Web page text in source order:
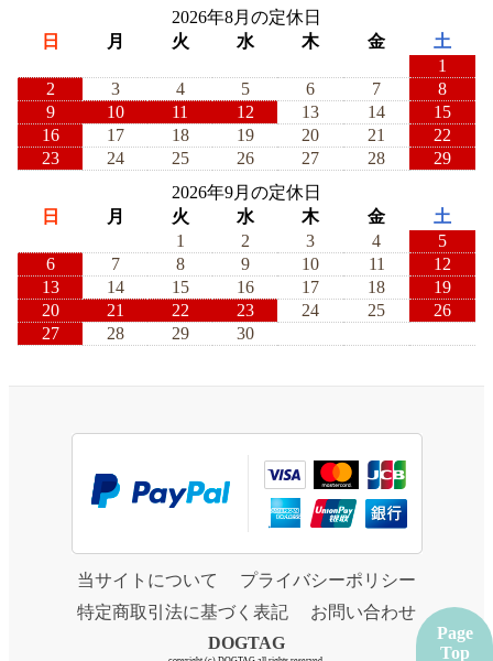
2026年8月の定休日
日
月 火 水 木 金
土
1
2
3 4 5 6 7
8
9
10 11 12 13 14
15
16
17 18 19 20 21
22
23
24 25 26 27 28
29
2026年9月の定休日
日
月 火 水 木 金
土
1
2 3 4
5
6
7 8 9 10 11
12
13
14 15 16 17 18
19
20
21 22 23 24 25
26
27
28 29 30
当サイトについて
プライバシーポリシー
特定商取引法に基づく表記
お問い合わせ
DOGTAG
Page
Top